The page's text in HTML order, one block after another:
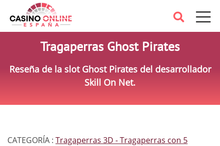
Tragaperras Ghost Pirates
Reseña de la slot Ghost Pirates del desarrollador
Skill On Net.
CATEGORÍA : Tragaperras 3D
Tragaperras con 5